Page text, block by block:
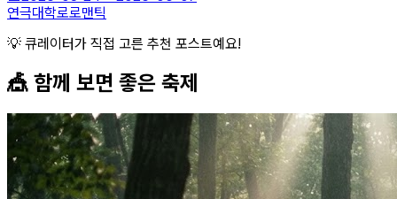
연극대학로로맨틱
💡 큐레이터가 직접 고른 추천 포스트예요!
🎪 함께 보면 좋은 축제